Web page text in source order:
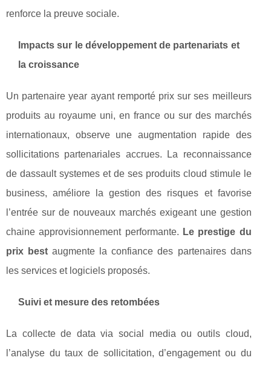
renforce la preuve sociale.
Impacts sur le développement de partenariats et
la croissance
Un partenaire year ayant remporté prix sur ses meilleurs
produits au royaume uni, en france ou sur des marchés
internationaux, observe une augmentation rapide des
sollicitations partenariales accrues. La reconnaissance
de dassault systemes et de ses produits cloud stimule le
business, améliore la gestion des risques et favorise
l’entrée sur de nouveaux marchés exigeant une gestion
chaine approvisionnement performante. Le prestige du
prix best augmente la confiance des partenaires dans
les services et logiciels proposés.
Suivi et mesure des retombées
La collecte de data via social media ou outils cloud,
l’analyse du taux de sollicitation, d’engagement ou du